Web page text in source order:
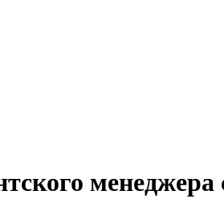
менеджера